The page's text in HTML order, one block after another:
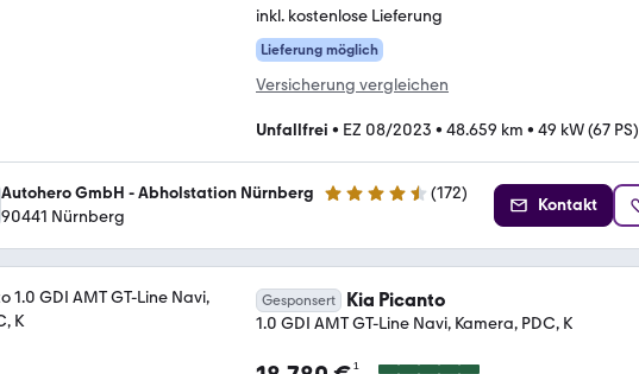
inkl. kostenlose Lieferung
Lieferung möglich
Versicherung vergleichen
Unfallfrei • EZ 08/2023 • 48.659 km • 49 kW (67 PS)
Autohero GmbH - Abholstation Nürnberg 4.5 Sterne (172)
90441 Nürnberg
Kontakt
Gesponsert Kia Picanto
1.0 GDI AMT GT-Line Navi, Kamera, PDC, K
¹